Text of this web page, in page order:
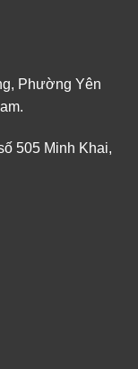
Phường Yên
505 Minh Khai,